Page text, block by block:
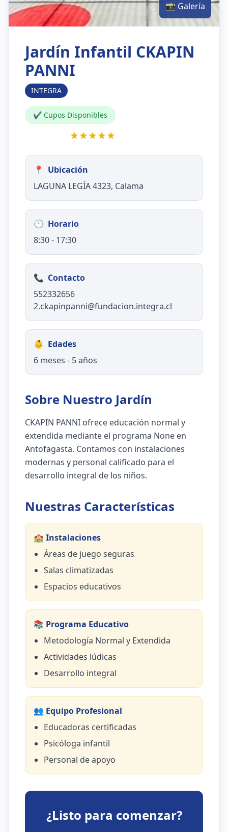
📸 Galería
Jardín Infantil CKAPIN
PANNI
INTEGRA
✔ Cupos Disponibles
★★★★★
📍
Ubicación
LAGUNA LEGÍA 4323, Calama
🕒 Horario
8:30 - 17:30
📞 Contacto
552332656
2.ckapinpanni@fundacion.integra.cl
👶 Edades
6 meses - 5 años
Sobre Nuestro Jardín
CKAPIN PANNI ofrece educación normal y
extendida mediante el programa None en
Antofagasta. Contamos con instalaciones
modernas y personal calificado para el
desarrollo integral de los niños.
Nuestras Características
🏫 Instalaciones
Áreas de juego seguras
Salas climatizadas
Espacios educativos
📚 Programa Educativo
Metodología Normal y Extendida
Actividades lúdicas
Desarrollo integral
👥 Equipo Profesional
Educadoras certificadas
Psicóloga infantil
Personal de apoyo
¿Listo para comenzar?